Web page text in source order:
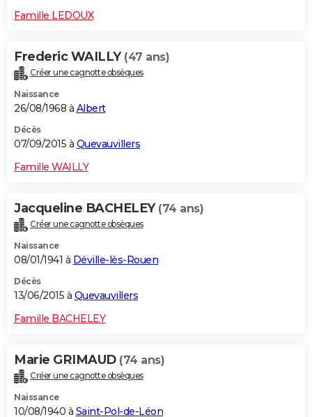
Famille LEDOUX
Frederic WAILLY (47 ans)
Créer une cagnotte obsèques
Naissance
26/08/1968 à Albert
Décès
07/09/2015 à Quevauvillers
Famille WAILLY
Jacqueline BACHELEY (74 ans)
Créer une cagnotte obsèques
Naissance
08/01/1941 à Déville-lès-Rouen
Décès
13/06/2015 à Quevauvillers
Famille BACHELEY
Marie GRIMAUD (74 ans)
Créer une cagnotte obsèques
Naissance
10/08/1940 à Saint-Pol-de-Léon